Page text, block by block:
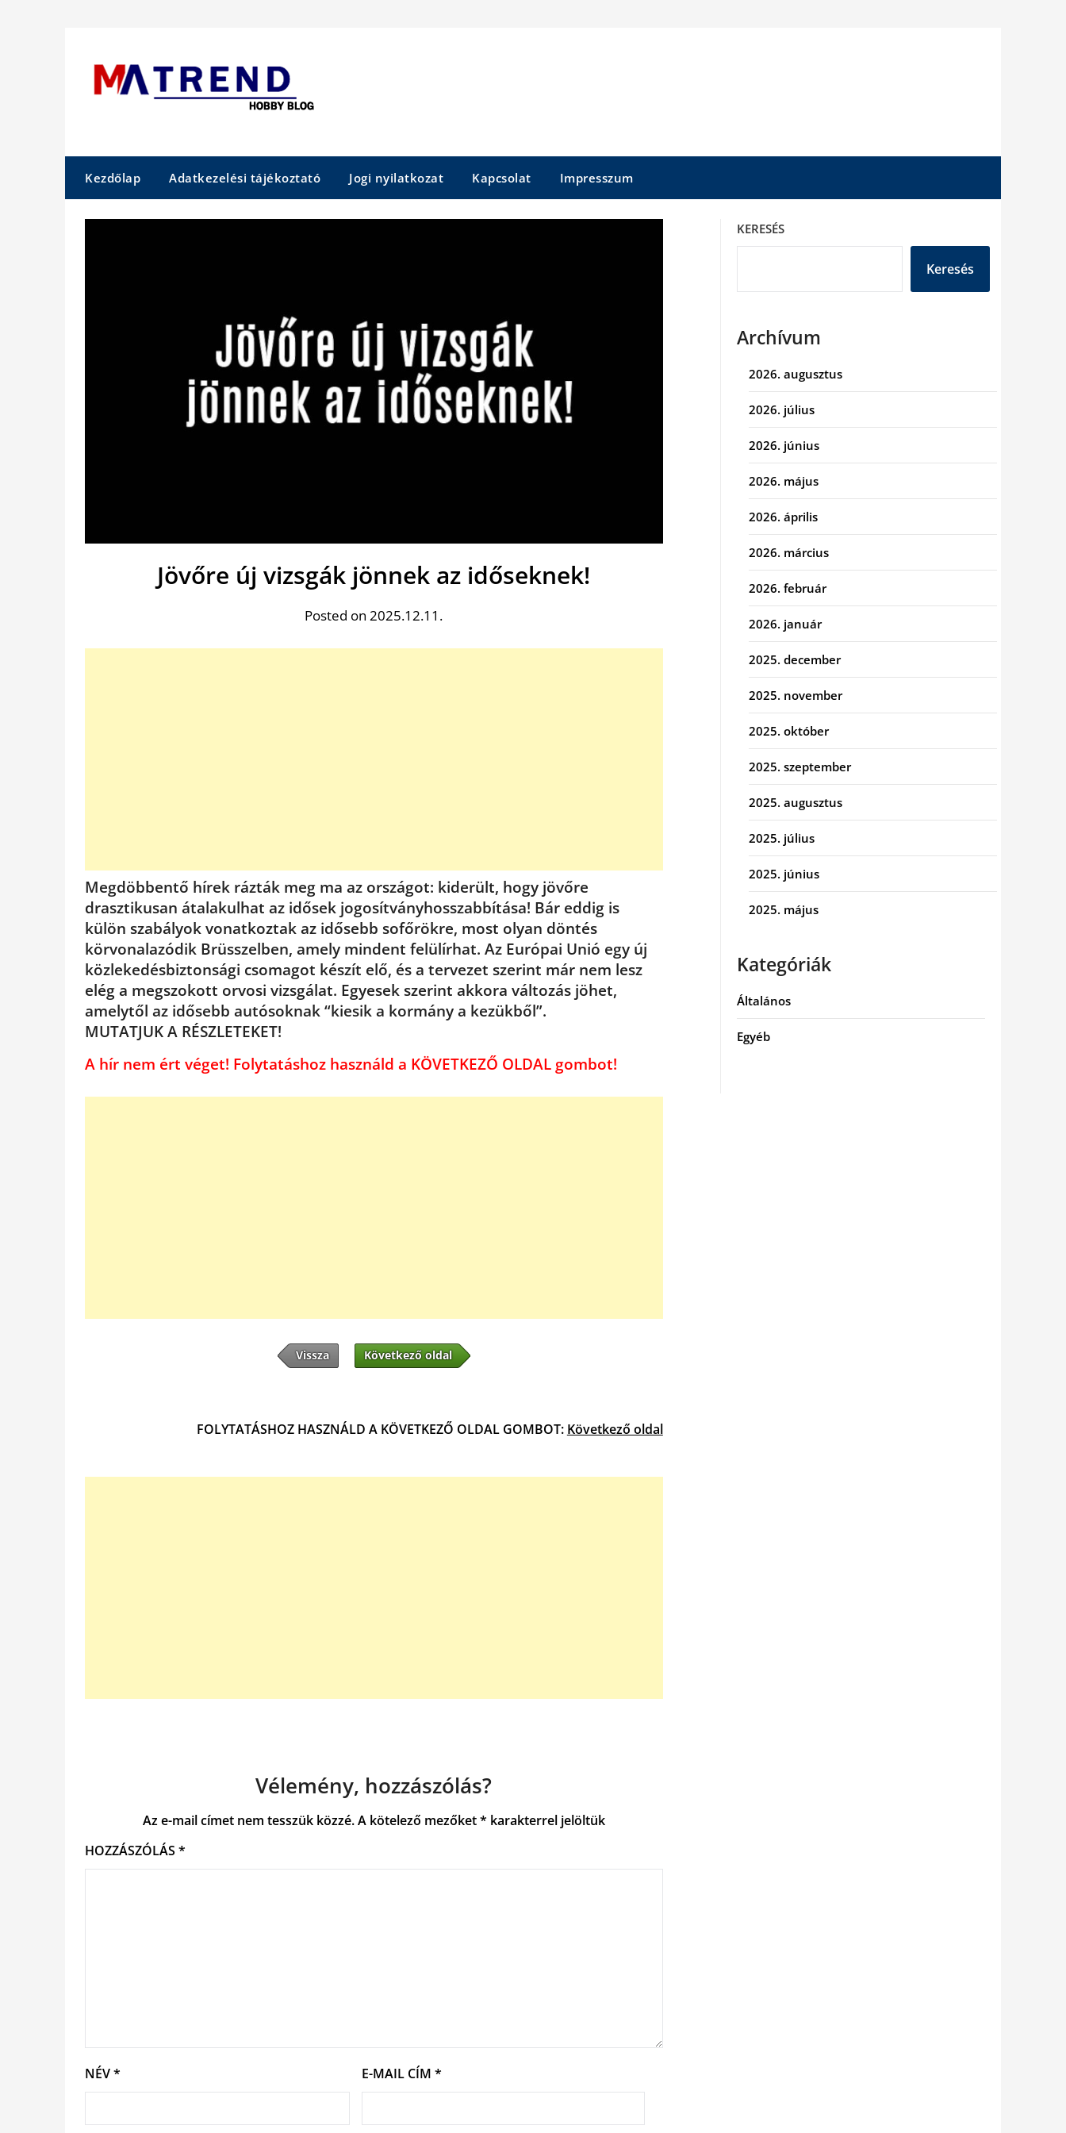
Kezdőlap Adatkezelési tájékoztató Jogi nyilatkozat Kapcsolat Impresszum
Jövőre új vizsgák jönnek az időseknek!
Posted on 2025.12.11.
Megdöbbentő hírek rázták meg ma az országot: kiderült, hogy jövőre
drasztikusan átalakulhat az idősek jogosítványhosszabbítása! Bár eddig is
külön szabályok vonatkoztak az idősebb sofőrökre, most olyan döntés
körvonalazódik Brüsszelben, amely mindent felülírhat. Az Európai Unió egy új
közlekedésbiztonsági csomagot készít elő, és a tervezet szerint már nem lesz
elég a megszokott orvosi vizsgálat. Egyesek szerint akkora változás jöhet,
amelytől az idősebb autósoknak “kiesik a kormány a kezükből”.
MUTATJUK A RÉSZLETEKET!
A hír nem ért véget! Folytatáshoz használd a KÖVETKEZŐ OLDAL gombot!
Vissza Következő oldal
FOLYTATÁSHOZ HASZNÁLD A KÖVETKEZŐ OLDAL GOMBOT: Következő oldal
Vélemény, hozzászólás?
Az e-mail címet nem tesszük közzé.A kötelező mezőket* karakterrel jelöltük
HOZZÁSZÓLÁS *
NÉV* E-MAIL CÍM *
KERESÉS
Keresés
Archívum
2026. augusztus
2026. július
2026. június
2026. május
2026. április
2026. március
2026. február
2026. január
2025. december
2025. november
2025. október
2025. szeptember
2025. augusztus
2025. július
2025. június
2025. május
Kategóriák
Általános
Egyéb